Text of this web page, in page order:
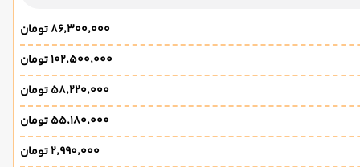
۸۶٬۳۰۰٬۰۰۰ تومان
۱۰۲٬۵۰۰٬۰۰۰ تومان
۵۸٬۲۲۰٬۰۰۰ تومان
۵۵٬۱۸۰٬۰۰۰ تومان
۲٬۹۹۰٬۰۰۰ تومان